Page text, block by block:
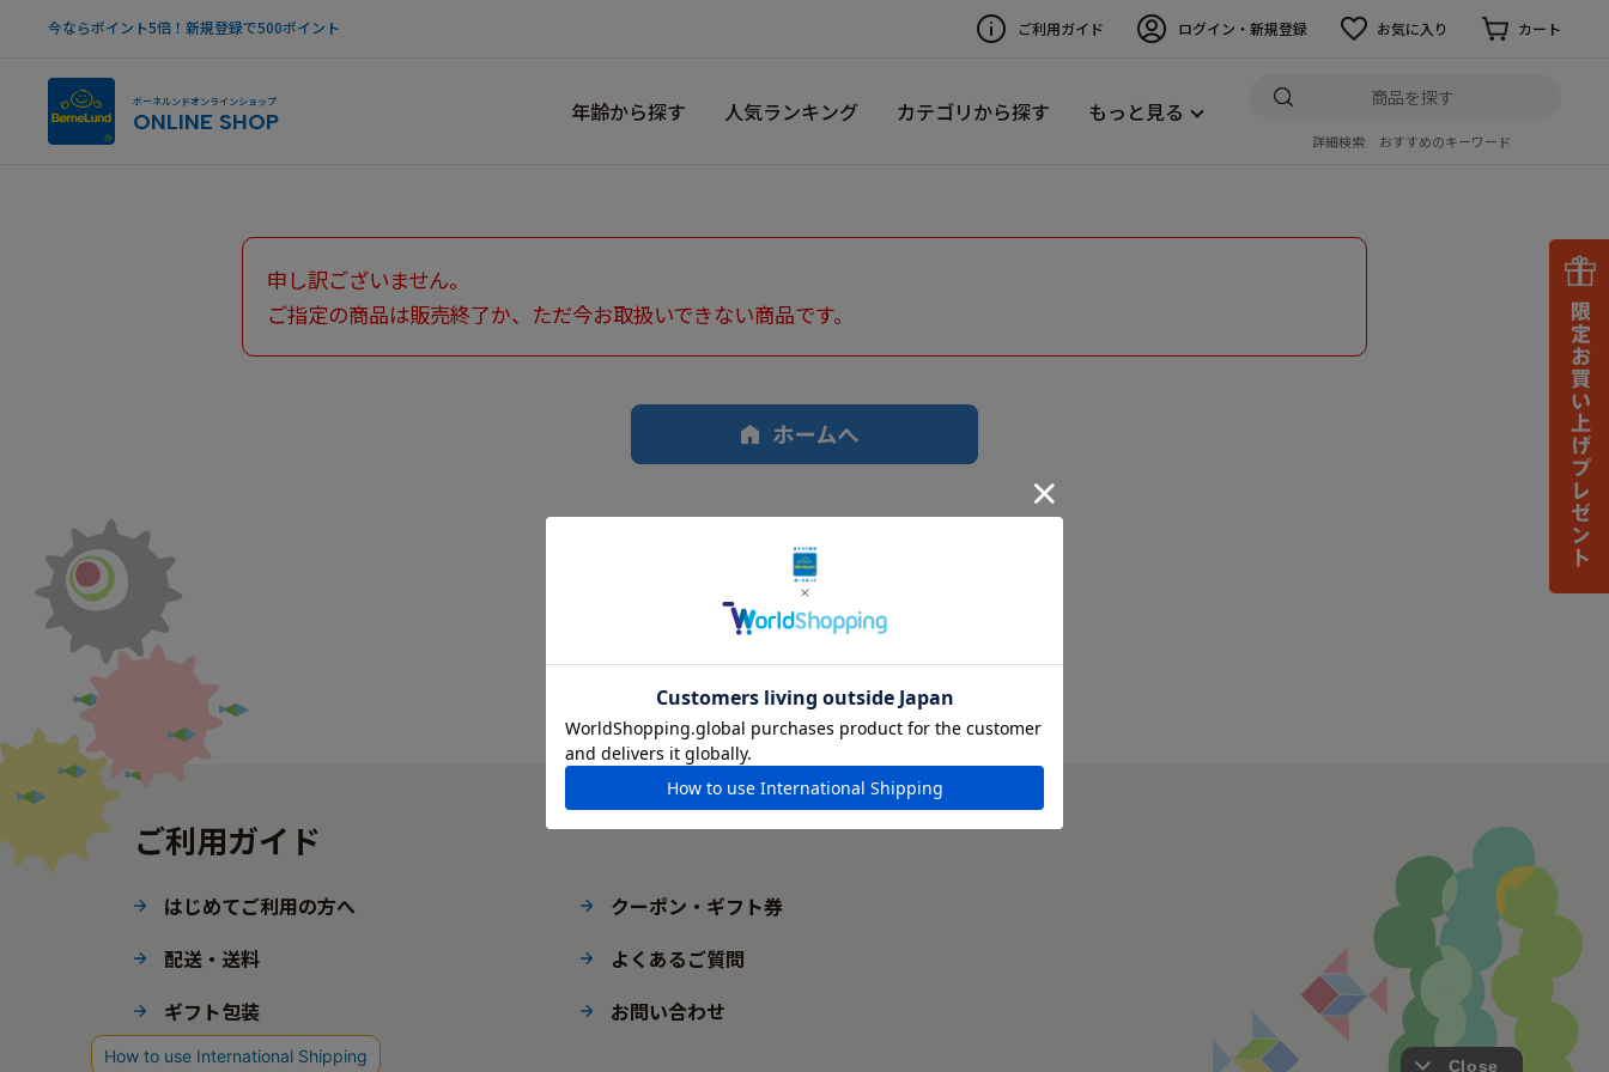
今ならポイント5倍！新規登録で500ポイント ご利用ガイド ログイン・新規登録 お気に入り カート
ボーネルンドオンラインショップ
ONLINE SHOP 年齢から探す 人気ランキング カテゴリから探す もっと見る
詳細検索 おすすめのキーワード
申し訳ございません。
ご指定の商品は販売終了か、ただ今お取扱いできない商品です。
ご利用ガイド
はじめてご利用の方へ
配送・送料
ギフト包装
ポイント・会員ステージ
クーポン・ギフト券
よくあるご質問
お問い合わせ